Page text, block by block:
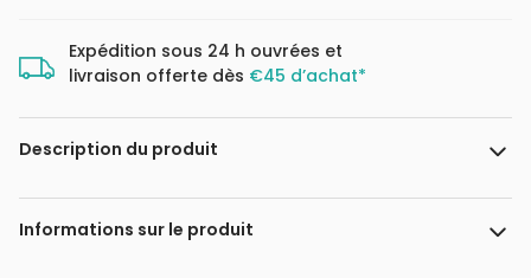
Expédition sous 24 h ouvrées et
livraison offerte dès €45 d’achat*
Description du produit
Steve Crisp / MGL
Informations sur le produit